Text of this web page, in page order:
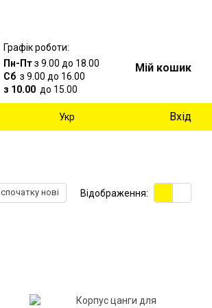
Графік роботи:
Пн-Птз 9.00 до 18.00
Сб з 9.00 до 16.00
з 10.00 до 15.00
Мій кошик
Укр Вхід
спочатку нові Відображення: